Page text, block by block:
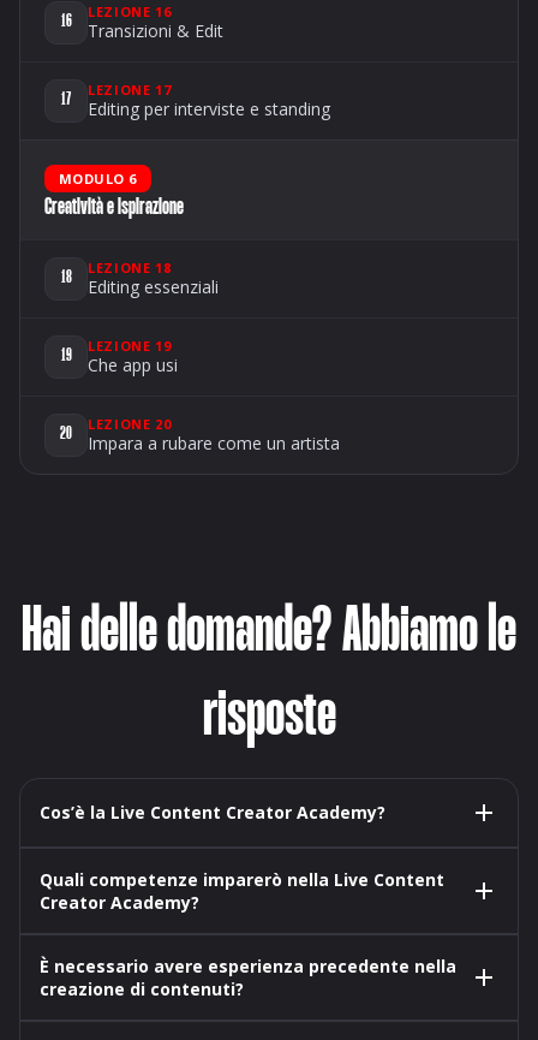
16
LEZIONE 16
Transizioni & Edit
17
LEZIONE 17
Editing per interviste e standing
MODULO 6
Creatività e ispirazione
18
LEZIONE 18
Editing essenziali
19
LEZIONE 19
Che app usi
20
LEZIONE 20
Impara a rubare come un artista
Hai delle domande? Abbiamo le
risposte
Cos’è la Live Content Creator Academy?
Quali competenze imparerò nella Live Content
Creator Academy?
È necessario avere esperienza precedente nella
creazione di contenuti?